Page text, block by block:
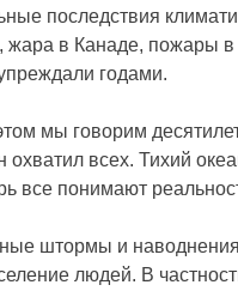
последствия
в Канаде, пожары в
годами.
мы говорим
охватил всех. Тихий
все понимают
штормы и наводнения
людей. В